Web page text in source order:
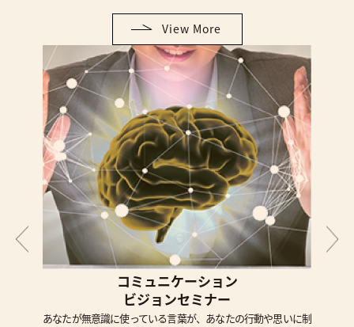
View More
コミュニケーション
ビジョンセミナー
あなたが無意識に使っている言葉が、あなたの行動や思いに制